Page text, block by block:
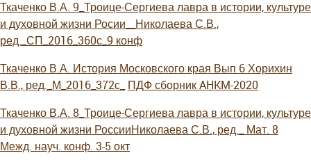
Ткаченко В.А. 9_Троице-Сергиева лавра в истории, культуре
и духовной жизни Росии__Николаева С.В.,
ред._СП_2016_360с_9 конф
Ткаченко В.А. История Московского края Вып 6 Хорихин
В.В., ред._М_2016_372с_
ПДФ сборник AHKM-2020
Ткаченко В.А. 8_Троице-Сергиева лавра в истории, культуре
и духовной жизни РоссииНиколаева С.В., ред._ Мат. 8
Межд. науч. конф. 3-5 окт